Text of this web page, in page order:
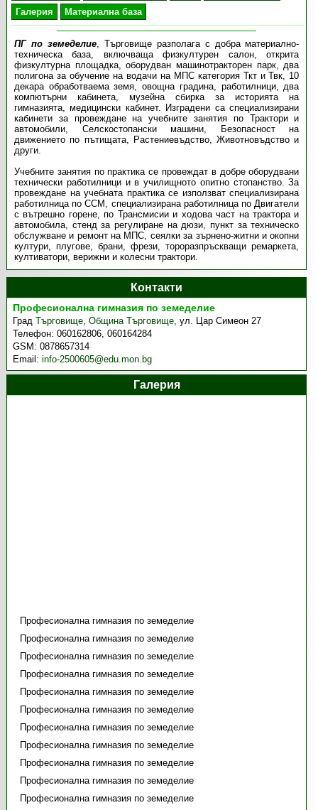
Галерия
Материална база
ПГ по земеделие, Търговище разполага с добра материално-
техническа база, включваща физкултурен салон, открита
физкултурна площадка, оборудван машинотракторен парк, два
полигона за обучение на водачи на МПС категория Ткт и Твк, 10
декара обработваема земя, овощна градина, работилници, два
компютърни кабинета, музейна сбирка за историята на
гимназията, медицински кабинет. Изградени са специализирани
кабинети за провеждане на учебните занятия по Трактори и
автомобили, Селскостопански машини, Безопасност на
движението по пътищата, Растениевъдство, Животновъдство и
други.
Учебните занятия по практика се провеждат в добре оборудвани
технически работилници и в училищното опитно стопанство. За
провеждане на учебната практика се използват специализирана
работилница по ССМ, специализирана работилница по Двигатели
с вътрешно горене, по Трансмисии и ходова част на трактора и
автомобила, стенд за регулиране на дюзи, пункт за техническо
обслужване и ремонт на МПС, сеялки за зърнено-житни и окопни
култури, плугове, брани, фрези, тороразпръскващи ремаркета,
култиватори, верижни и колесни трактори.
Контакти
Професионална гимназия по земеделие
ГрадТърговище,Община Търговище,ул. Цар Симеон 27
Телефон:060162806, 060164284
GSM:0878657314
Email:info-2500605@edu.mon.bg
Галерия
Професионална гимназия по земеделие
Професионална гимназия по земеделие
Професионална гимназия по земеделие
Професионална гимназия по земеделие
Професионална гимназия по земеделие
Професионална гимназия по земеделие
Професионална гимназия по земеделие
Професионална гимназия по земеделие
Професионална гимназия по земеделие
Професионална гимназия по земеделие
Професионална гимназия по земеделие